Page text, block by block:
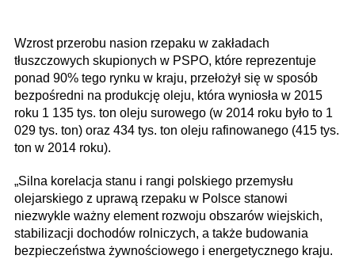
Wzrost przerobu nasion rzepaku w zakładach
tłuszczowych skupionych w PSPO, które reprezentuje
ponad 90% tego rynku w kraju, przełożył się w sposób
bezpośredni na produkcję oleju, która wyniosła w 2015
roku 1 135 tys. ton oleju surowego (w 2014 roku było to 1
029 tys. ton) oraz 434 tys. ton oleju rafinowanego (415 tys.
ton w 2014 roku).
„Silna korelacja stanu i rangi polskiego przemysłu
olejarskiego z uprawą rzepaku w Polsce stanowi
niezwykle ważny element rozwoju obszarów wiejskich,
stabilizacji dochodów rolniczych, a także budowania
bezpieczeństwa żywnościowego i energetycznego kraju.